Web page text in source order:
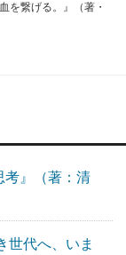
繋げる。』（著・
考』（著：清
世代へ、いま